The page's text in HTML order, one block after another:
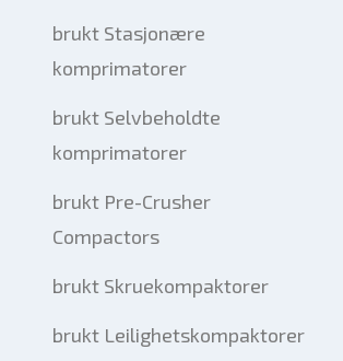
brukt Stasjonære
komprimatorer
brukt Selvbeholdte
komprimatorer
brukt Pre-Crusher
Compactors
brukt Skruekompaktorer
brukt Leilighetskompaktorer